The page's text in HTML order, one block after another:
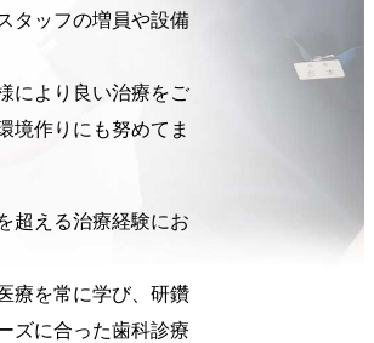
タッフの増員や設備
により良い治療をご
境作りにも努めてま
超える治療経験にお
療を常に学び、研鑽
ズに合った歯科診療